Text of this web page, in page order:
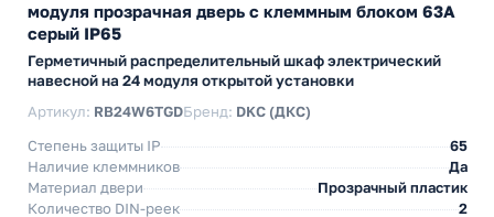
модуля прозрачная дверь с клеммным блоком 63А
серый IP65
Герметичный распределительный шкаф электрический
навесной на 24 модуля открытой установки
Артикул: RB24W6TGDБренд: DKC (ДКС)
Степень защиты IP
65
Наличие клеммников
Да
Материал двери
Прозрачный пластик
Количество DIN-реек
2